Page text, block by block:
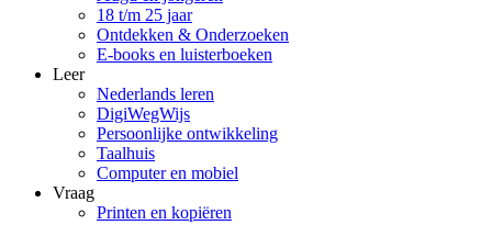
18 t/m 25 jaar
Ontdekken & Onderzoeken
E-books en luisterboeken
Leer
Nederlands leren
DigiWegWijs
Persoonlijke ontwikkeling
Taalhuis
Computer en mobiel
Vraag
Printen en kopiëren